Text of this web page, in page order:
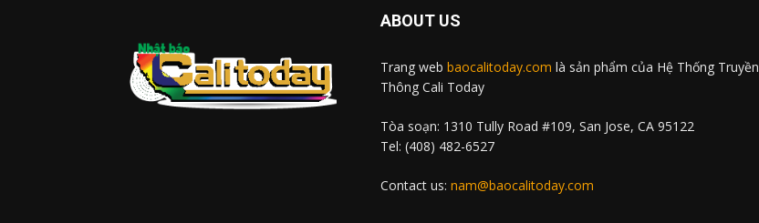
ABOUT US
Trang web baocalitoday.com là sản phẩm của Hệ Thống Truyền
Thông Cali Today
Tòa soạn: 1310 Tully Road #109, San Jose, CA 95122
Tel: (408) 482-6527
Contact us: nam@baocalitoday.com